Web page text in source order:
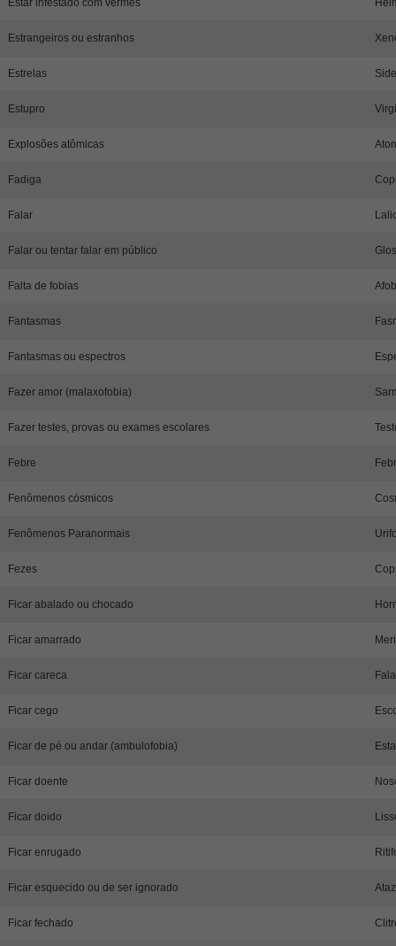
Estrangeiros ou estranhos
Estrelas
Estupro
Explosões atômicas
Fadiga
Falar
Falar ou tentar falar em público
Falta de fobias
Fantasmas
Fantasmas ou espectros
Fazer amor (malaxofobia)
Fazer testes, provas ou exames escolares
Febre
Fenômenos cósmicos
Fenômenos Paranormais
Fezes
Ficar abalado ou chocado
Ficar amarrado
Ficar careca
Ficar cego
Ficar de pé ou andar (ambulofobia)
Ficar doente
Ficar doido
Ficar enrugado
Ficar esquecido ou de ser ignorado
Ficar fechado